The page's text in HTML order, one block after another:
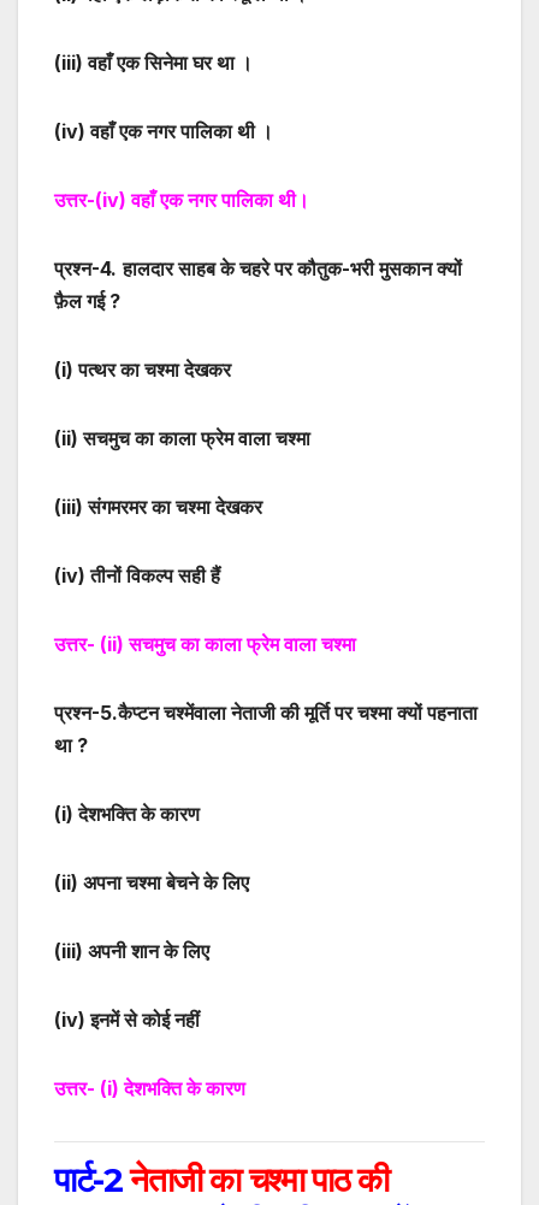
(iii) वहाँ एक सिनेमा घर था ।
(iv) वहाँ एक नगर पालिका थी ।
उत्तर-(iv) वहाँ एक नगर पालिका थी।
प्रश्न-4. हालदार साहब के चहरे पर कौतुक-भरी मुसकान क्यों
फ़ैल गई ?
(i)पत्थर का चश्मा देखकर
(ii)सचमुच का काला फ्रेम वाला चश्मा
(iii)संगमरमर का चश्मा देखकर
(iv)तीनों विकल्प सही हैं
उत्तर- (ii)सचमुच का काला फ्रेम वाला चश्मा
प्रश्न-5.कैप्टन चश्मेंवाला नेताजी की मूर्ति पर चश्मा क्यों पहनाता
था ?
(i) देशभक्ति के कारण
(ii) अपना चश्मा बेचने के लिए
(iii) अपनी शान के लिए
(iv) इनमें से कोई नहीं
उत्तर- (i) देशभक्ति के कारण
पार्ट-2नेताजी का चश्मा पाठ की